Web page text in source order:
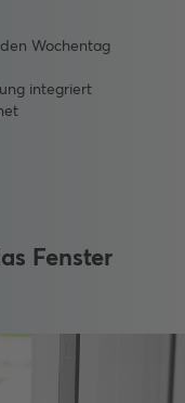
Wochentag
integriert
Fenster